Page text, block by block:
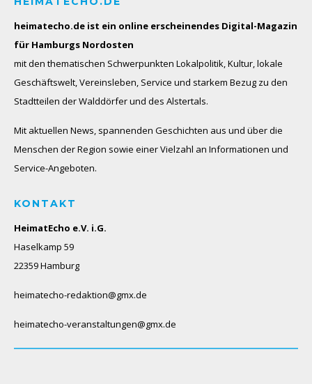
heimatecho.de ist ein online erscheinendes Digital-Magazin
für Hamburgs Nordosten
mit den thematischen Schwerpunkten Lokalpolitik, Kultur, lokale
Geschäftswelt, Vereinsleben, Service und starkem Bezug zu den
Stadtteilen der Walddörfer und des Alstertals.
Mit aktuellen News, spannenden Geschichten aus und über die
Menschen der Region sowie einer Vielzahl an Informationen und
Service-Angeboten.
KONTAKT
HeimatEcho e.V. i.G.
Haselkamp 59
22359 Hamburg
heimatecho-redaktion@gmx.de
heimatecho-veranstaltungen@gmx.de